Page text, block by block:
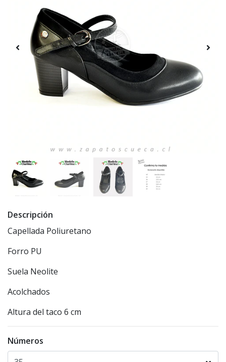
Descripción
Capellada Poliuretano
Forro PU
Suela Neolite
Acolchados
Altura del taco 6 cm
Números